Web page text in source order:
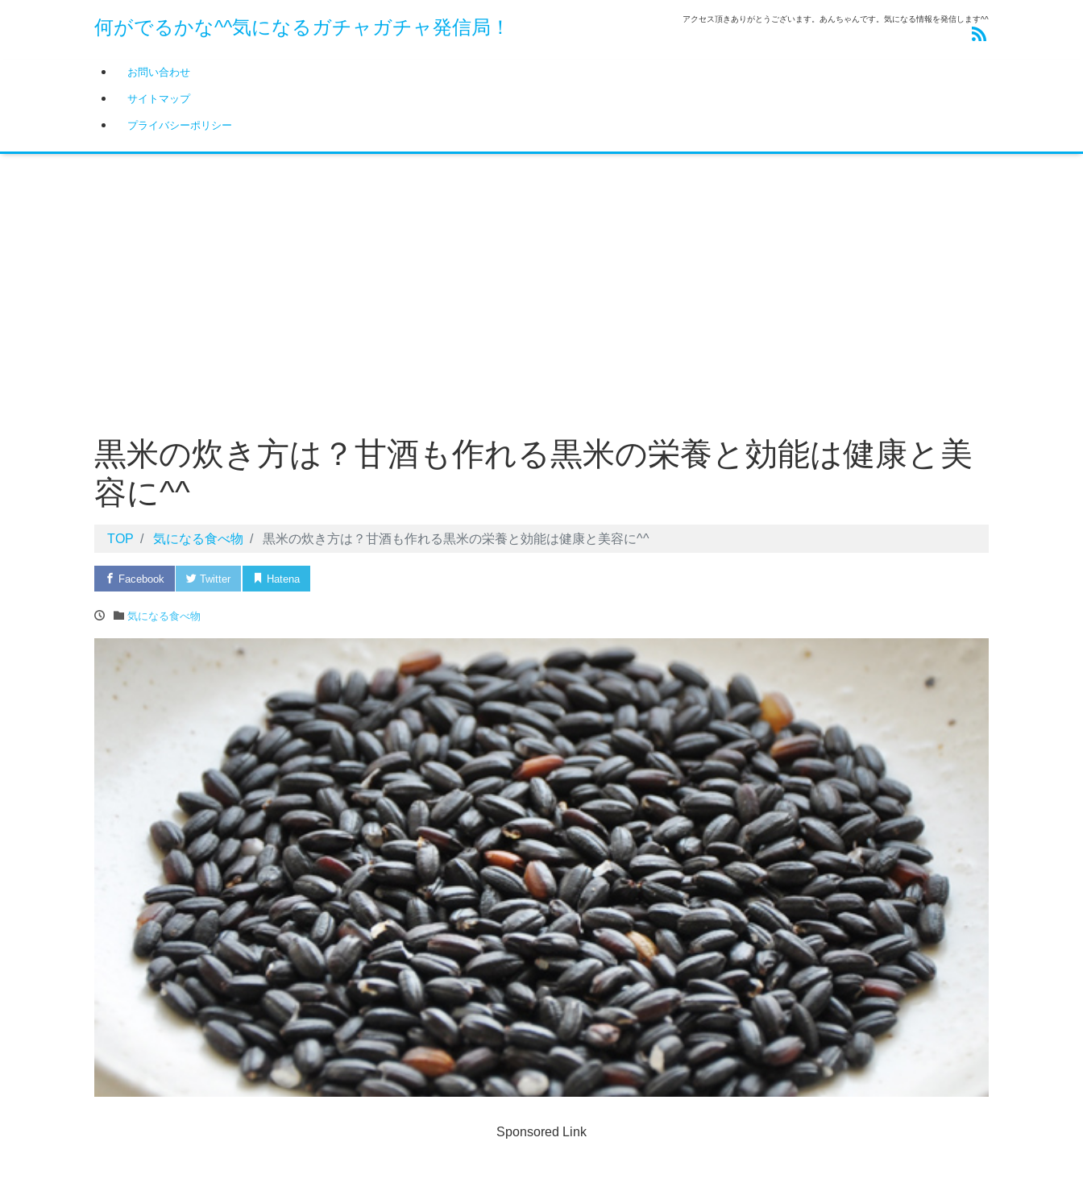
何がでるかな^^気になるガチャガチャ発信局！ アクセス頂きありがとうございます。あんちゃんです。気になる情報を発信します^^
お問い合わせ
サイトマップ
プライバシーポリシー
黒米の炊き方は？甘酒も作れる黒米の栄養と効能は健康と美
容に^^
TOP 気になる食べ物 黒米の炊き方は？甘酒も作れる黒米の栄養と効能は健康と美容に^^
Facebook Twitter Hatena
気になる食べ物
Sponsored Link